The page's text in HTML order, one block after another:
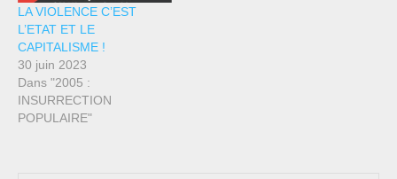
LA VIOLENCE C’EST
L’ETAT ET LE
CAPITALISME !
30 juin 2023
Dans "2005 :
INSURRECTION
POPULAIRE"